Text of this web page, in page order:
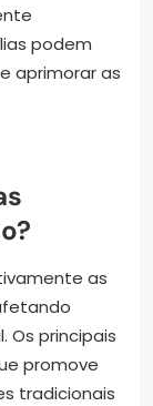
podem
aprimorar as
as
principais
promove
tradicionais